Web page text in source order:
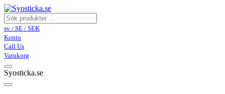
sv / SE / SEK
Konto
Call Us
Varukorg
Syosticka.se